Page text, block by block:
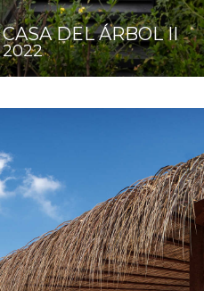
CASA DEL ÁRBOL II
2022